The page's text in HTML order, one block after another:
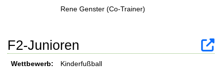
Rene Genster (Co-Trainer)
F2-Junioren
Wettbewerb:
Kinderfußball